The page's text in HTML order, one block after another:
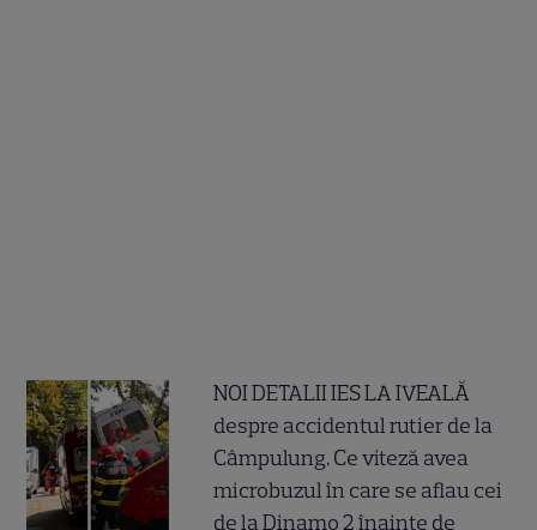
NOI DETALII IES LA IVEALĂ
despre accidentul rutier de la
Câmpulung. Ce viteză avea
microbuzul în care se aflau cei
de la Dinamo 2 înainte de